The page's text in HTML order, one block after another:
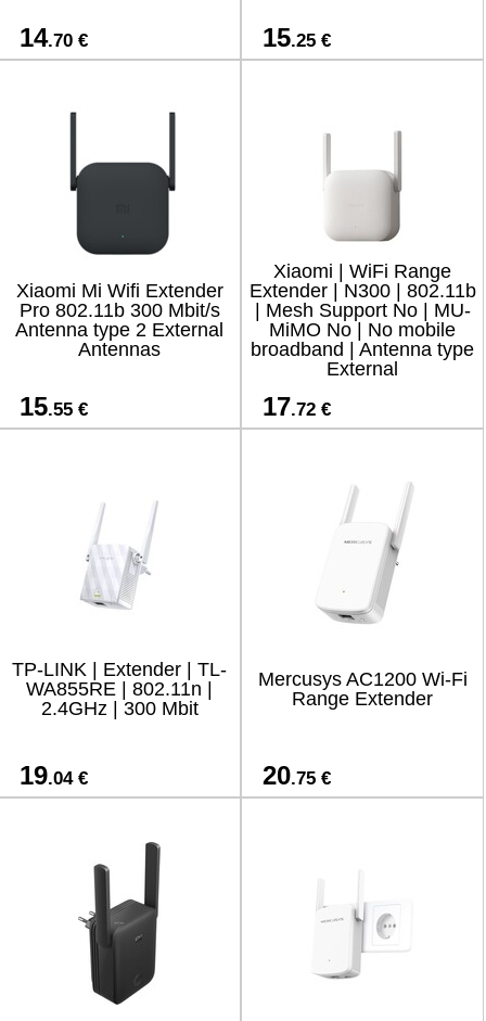
14.70 € 15.25 €
Xiaomi Mi Wifi Extender
Pro 802.11b 300 Mbit/s
Antenna type 2 External
Antennas
15.55 €
Xiaomi | WiFi Range
Extender | N300 | 802.11b
| Mesh Support No | MU-
MiMO No | No mobile
broadband | Antenna type
External
17.72 €
TP-LINK | Extender | TL-
WA855RE | 802.11n |
2.4GHz | 300 Mbit
19.04 €
Mercusys AC1200 Wi-Fi
Range Extender
20.75 €